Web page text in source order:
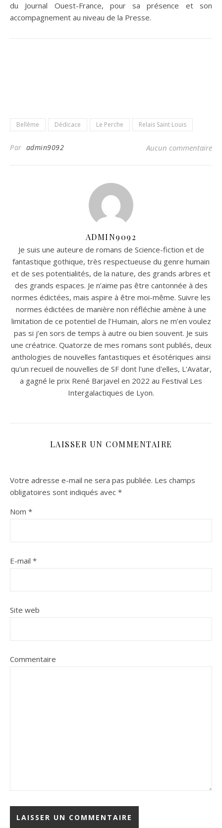
du Journal Ouest-France, pour sa présence et son
accompagnement au niveau de la Presse.
Bellême Dédicace Le Perche Relais Saint Louis
Par admin9092 Aucun commentaire
ADMIN9092
Je suis une auteure de romans de Science-fiction et de
fantastique gothique, très respectueuse du genre humain
et de ses potentialités, de la nature, des grands arbres et
des grands espaces. Je n’aime pas être cantonnée à des
normes édictées, mais aspire à être moi-même. Suivre les
normes édictées de manière non réfléchie amène à une
limitation de ce potentiel de l’Humain, alors ne m’en voulez
pas si j’en sors de temps à autre ou bien souvent. Je suis
une créatrice. Quatorze de mes romans sont publiés, deux
anthologies de nouvelles fantastiques et ésotériques ainsi
qu'un recueil de nouvelles de SF dont l'une d'elles, L'Avatar,
a gagné le prix René Barjavel en 2022 au Festival Les
Intergalactiques de Lyon.
LAISSER UN COMMENTAIRE
Votre adresse e-mail ne sera pas publiée. Les champs
obligatoires sont indiqués avec *
Nom *
E-mail *
Site web
Commentaire